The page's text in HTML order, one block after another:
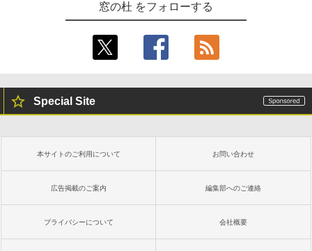
窓の杜 をフォローする
Special Site
本サイトのご利用について お問い合わせ
広告掲載のご案内 編集部へのご連絡
プライバシーについて 会社概要